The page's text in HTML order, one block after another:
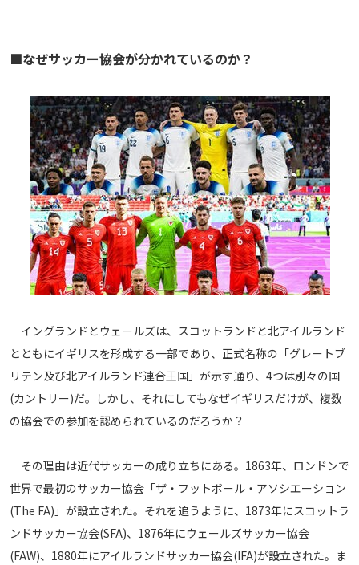
メディアアライアンス
運営会社
プライバシーポリシー
お問い合わせ
■なぜサッカー協会が分かれているのか？
イングランドとウェールズは、スコットランドと北アイルランド
とともにイギリスを形成する一部であり、正式名称の「グレートブ
リテン及び北アイルランド連合王国」が示す通り、4つは別々の国
(カントリー)だ。しかし、それにしてもなぜイギリスだけが、複数
の協会での参加を認められているのだろうか？
その理由は近代サッカーの成り立ちにある。1863年、ロンドンで
世界で最初のサッカー協会「ザ・フットボール・アソシエーション
(The FA)」が設立された。それを追うように、1873年にスコットラ
ンドサッカー協会(SFA)、1876年にウェールズサッカー協会
(FAW)、1880年にアイルランドサッカー協会(IFA)が設立された。ま